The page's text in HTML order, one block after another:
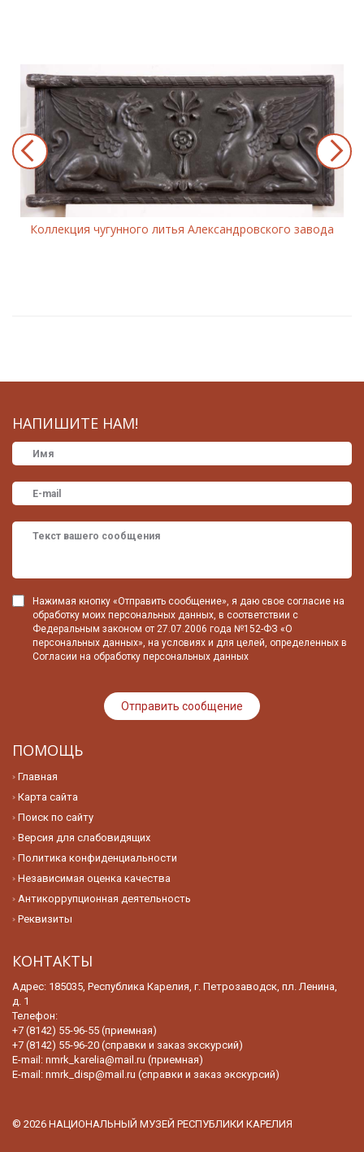
Коллекция чугунного литья Александровского завода
НАПИШИТЕ НАМ!
Нажимая кнопку «Отправить сообщение», я даю свое согласие на
обработку моих персональных данных, в соответствии с
Федеральным законом от 27.07.2006 года №152-ФЗ «О
персональных данных», на условиях и для целей, определенных в
Согласии на обработку персональных данных
ПОМОЩЬ
Главная
Карта сайта
Поиск по сайту
Версия для слабовидящих
Политика конфиденциальности
Независимая оценка качества
Антикоррупционная деятельность
Реквизиты
КОНТАКТЫ
Адрес: 185035, Республика Карелия, г. Петрозаводск, пл. Ленина,
д. 1
Телефон:
+7 (8142) 55-96-55 (приемная)
+7 (8142) 55-96-20 (справки и заказ экскурсий)
E-mail: nmrk_karelia@mail.ru (приемная)
E-mail: nmrk_disp@mail.ru (справки и заказ экскурсий)
© 2026 НАЦИОНАЛЬНЫЙ МУЗЕЙ РЕСПУБЛИКИ КАРЕЛИЯ